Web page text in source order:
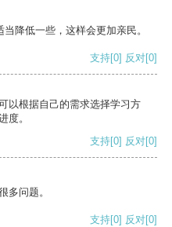
降低一些，这样会更加亲民。
支持[0] 反对[0]
以根据自己的需求选择学习方
度。
支持[0] 反对[0]
多问题。
支持[0] 反对[0]